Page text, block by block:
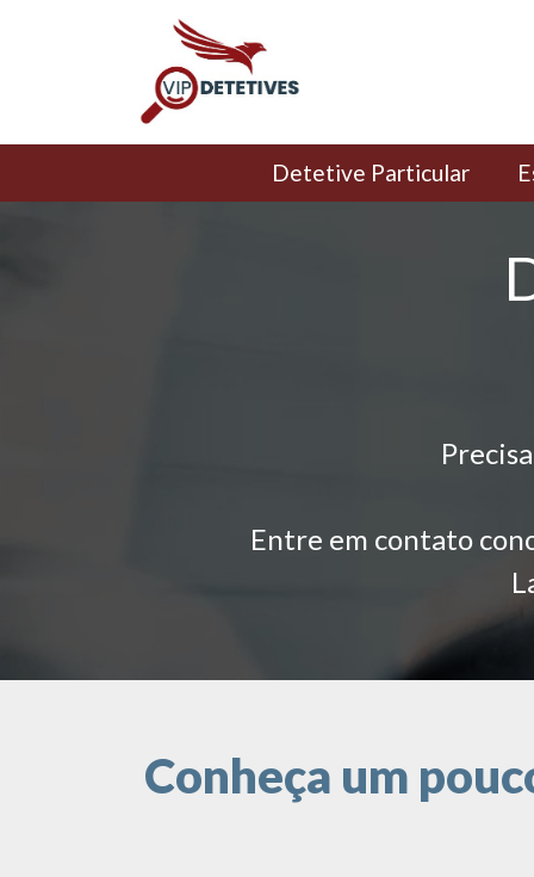
Detetive Particular
Entre em contato
Conheça um